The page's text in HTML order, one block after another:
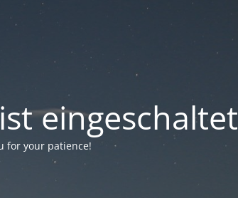
eingeschaltet
for your patience!